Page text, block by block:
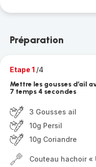
Préparation
Etape 1 /4
Mettre les gousses d’ail
7 temps 4 secondes
3 Gousses ail
10g Persil
10g Coriandre
Couteau hachoir «